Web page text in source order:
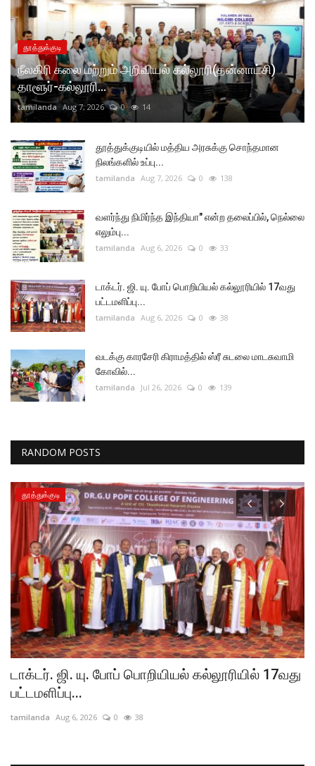
தூத்துக்குடி
நீலகிரி கலை மற்றும் அறிவியல் கல்லூரி(தன்னாட்சி)
தாளூர்-கல்லூரி...
tamilanda Aug 7, 2026 0 14
தூத்துக்குடியில் மத்திய அரசுக்கு சொந்தமான
நிலங்களில் உப்பு...
tamilanda Aug 7, 2026 0 138
வளர்ந்து நிமிர்ந்த இந்தியா" என்ற தலைப்பில், நெல்லை
எலும்பு...
tamilanda Aug 6, 2026 0 33
டாக்டர். ஜி. யு. போப் பொறியியல் கல்லூரியில் 17வது
பட்டமளிப்பு...
tamilanda Aug 6, 2026 0 38
வடக்கு காரசேரி கிராமத்தில் ஸ்ரீ சுடலை மாடசுவாமி
கோவில்...
tamilanda Jul 26, 2026 0 139
RANDOM POSTS
தூத்துக்குடி
டாக்டர். ஜி. யு. போப் பொறியியல் கல்லூரியில் 17வது
பட்டமளிப்பு...
tamilanda Aug 6, 2026 0 38